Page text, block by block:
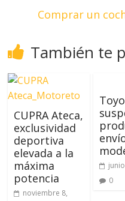
Comprar un
También te
CUPRA Ateca,
exclusividad
deportiva
elevada a la
máxima
potencia
noviembre 8,
0